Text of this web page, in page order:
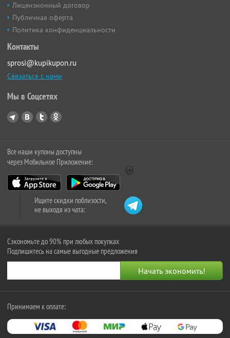
Лицензионный договор
Публичная оферта
Политика конфиденциальности
Контакты
sprosi@kupikupon.ru
Связаться с нами
Мы в Соцсетях
Все наши купоны доступны
через Мобильное Приложение:
Ищите скидки поблизости,
не выходя из чата:
Сэкономьте до 90% при любых покупках
Подпишитесь на самые выгодные предложения
Принимаем к оплате: